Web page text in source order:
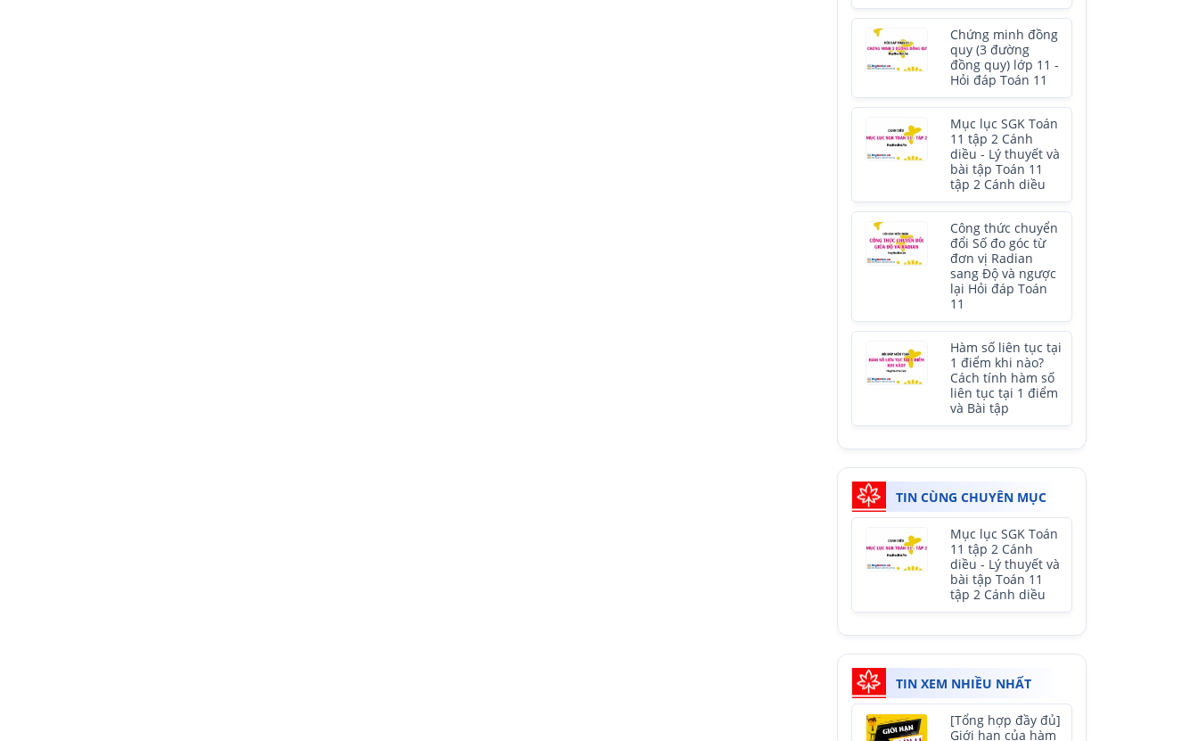
Chứng minh đồng
quy (3 đường
đồng quy) lớp 11 -
Hỏi đáp Toán 11
Mục lục SGK Toán
11 tập 2 Cánh
diều - Lý thuyết và
bài tập Toán 11
tập 2 Cánh diều
Công thức chuyển
đổi Số đo góc từ
đơn vị Radian
sang Độ và ngược
lại Hỏi đáp Toán
11
Hàm số liên tục tại
1 điểm khi nào?
Cách tính hàm số
liên tục tại 1 điểm
và Bài tập
TIN CÙNG CHUYÊN MỤC
Mục lục SGK Toán
11 tập 2 Cánh
diều - Lý thuyết và
bài tập Toán 11
tập 2 Cánh diều
TIN XEM NHIỀU NHẤT
[Tổng hợp đầy đủ]
Giới hạn của hàm